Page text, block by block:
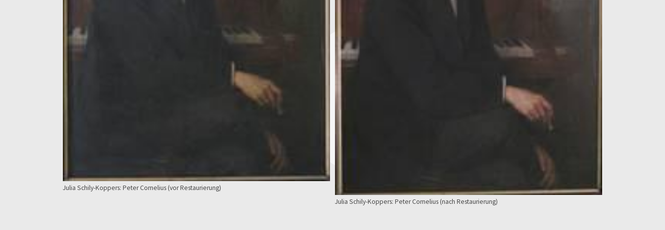
Julia Schily-Koppers: Peter Cornelius (vor Restaurierung)
Julia Schily-Koppers: Peter Cornelius (nach Restaurierung)